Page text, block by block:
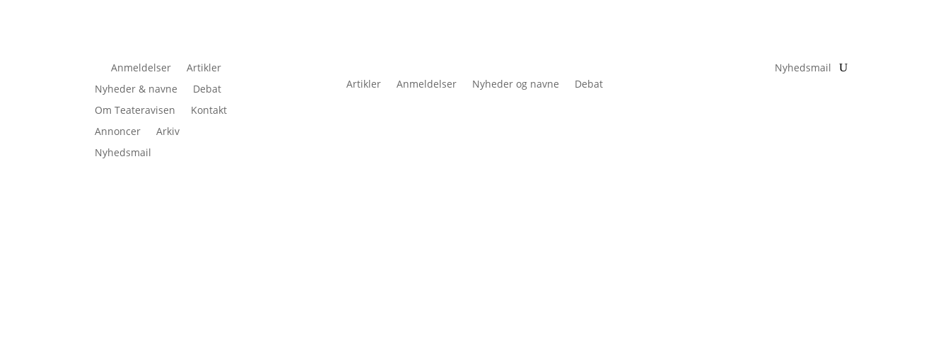
Anmeldelser
Artikler
Nyheder & navne
Debat
Om Teateravisen
Kontakt
Annoncer
Arkiv
Nyhedsmail
Artikler Anmeldelser Nyheder og navne Debat
Nyhedsmail